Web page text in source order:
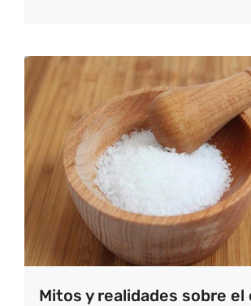
Mitos y realidades sobre el